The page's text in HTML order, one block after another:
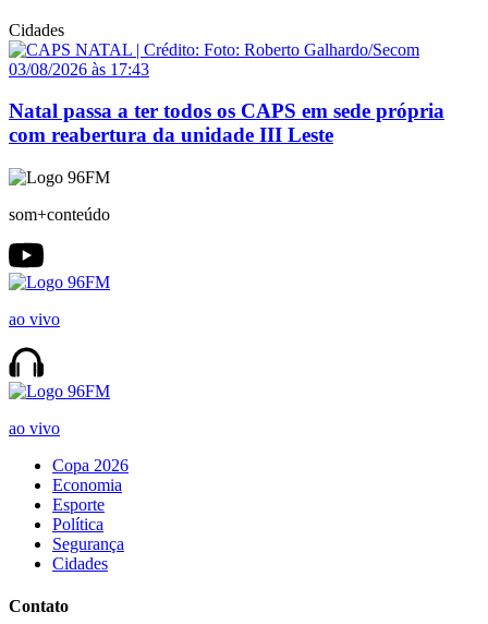
Cidades
03/08/2026 às 17:43
Natal passa a ter todos os CAPS em sede própria
com reabertura da unidade III Leste
som+conteúdo
ao vivo
ao vivo
Copa 2026
Economia
Esporte
Política
Segurança
Cidades
Contato